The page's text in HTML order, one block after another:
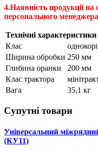
4.Наявність продукції
персонального
Технічні характеристики
Клас
Ширина обробки 250 мм
Глибина оранки
200 мм
Клас трактора
Вага
35,1 кг
Супутні товари
Універсальний
(КУ11)